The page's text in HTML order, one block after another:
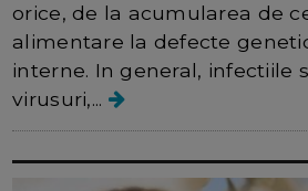
orice, de la acumularea de
alimentare la defecte
interne. In general, infectiile
virusuri,...